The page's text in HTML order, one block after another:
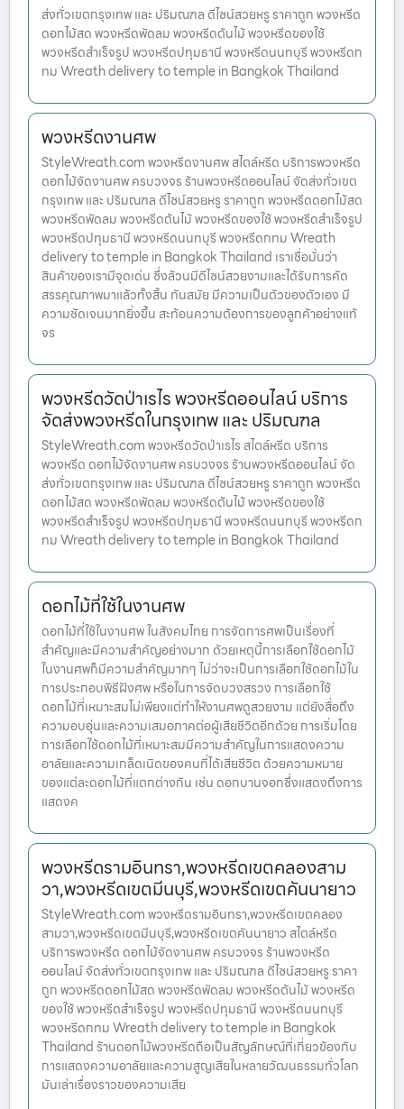
ส่งทั่วเขตกรุงเทพ และ ปริมณฑล ดีไซน์สวยหรู ราคาถูก พวงหรีด
ดอกไม้สด พวงหรีดพัดลม พวงหรีดต้นไม้ พวงหรีดของใช้
พวงหรีดสำเร็จรูป พวงหรีดปทุมธานี พวงหรีดนนทบุรี พวงหรีดก
ทม Wreath delivery to temple in Bangkok Thailand
พวงหรีดงานศพ
StyleWreath.com พวงหรีดงานศพ สไตล์หรีด บริการพวงหรีด
ดอกไม้จัดงานศพ ครบวงจร ร้านพวงหรีดออนไลน์ จัดส่งทั่วเขต
กรุงเทพ และ ปริมณฑล ดีไซน์สวยหรู ราคาถูก พวงหรีดดอกไม้สด
พวงหรีดพัดลม พวงหรีดต้นไม้ พวงหรีดของใช้ พวงหรีดสำเร็จรูป
พวงหรีดปทุมธานี พวงหรีดนนทบุรี พวงหรีดกทม Wreath
delivery to temple in Bangkok Thailand เราเชื่อมั่นว่า
สินค้าของเรามีจุดเด่น ซึ่งล้วนมีดีไซน์สวยงามและได้รับการคัด
สรรคุณภาพมาแล้วทั้งสิ้น ทันสมัย มีความเป็นตัวของตัวเอง มี
ความชัดเจนมากยิ่งขึ้น สะท้อนความต้องการของลูกค้าอย่างแท้
จร
พวงหรีดวัดป่าเรไร พวงหรีดออนไลน์ บริการ
จัดส่งพวงหรีดในกรุงเทพ และ ปริมณฑล
StyleWreath.com พวงหรีดวัดป่าเรไร สไตล์หรีด บริการ
พวงหรีด ดอกไม้จัดงานศพ ครบวงจร ร้านพวงหรีดออนไลน์ จัด
ส่งทั่วเขตกรุงเทพ และ ปริมณฑล ดีไซน์สวยหรู ราคาถูก พวงหรีด
ดอกไม้สด พวงหรีดพัดลม พวงหรีดต้นไม้ พวงหรีดของใช้
พวงหรีดสำเร็จรูป พวงหรีดปทุมธานี พวงหรีดนนทบุรี พวงหรีดก
ทม Wreath delivery to temple in Bangkok Thailand
ดอกไม้ที่ใช้ในงานศพ
ดอกไม้ที่ใช้ในงานศพ ในสังคมไทย การจัดการศพเป็นเรื่องที่
สำคัญและมีความสำคัญอย่างมาก ด้วยเหตุนี้การเลือกใช้ดอกไม้
ในงานศพก็มีความสำคัญมากๆ ไม่ว่าจะเป็นการเลือกใช้ดอกไม้ใน
การประกอบพิธีฝังศพ หรือในการจัดบวงสรวง การเลือกใช้
ดอกไม้ที่เหมาะสมไม่เพียงแต่ทำให้งานศพดูสวยงาม แต่ยังสื่อถึง
ความอบอุ่นและความเสมอภาคต่อผู้เสียชีวิตอีกด้วย การเริ่มโดย
การเลือกใช้ดอกไม้ที่เหมาะสมมีความสำคัญในการแสดงความ
อาลัยและความเกล็ดเนิดของคนที่ได้เสียชีวิต ด้วยความหมาย
ของแต่ละดอกไม้ที่แตกต่างกัน เช่น ดอกบานจอกซึ่งแสดงถึงการ
แสดงค
พวงหรีดรามอินทรา,พวงหรีดเขตคลองสาม
วา,พวงหรีดเขตมีนบุรี,พวงหรีดเขตคันนายาว
StyleWreath.com พวงหรีดรามอินทรา,พวงหรีดเขตคลอง
สามวา,พวงหรีดเขตมีนบุรี,พวงหรีดเขตคันนายาว สไตล์หรีด
บริการพวงหรีด ดอกไม้จัดงานศพ ครบวงจร ร้านพวงหรีด
ออนไลน์ จัดส่งทั่วเขตกรุงเทพ และ ปริมณฑล ดีไซน์สวยหรู ราคา
ถูก พวงหรีดดอกไม้สด พวงหรีดพัดลม พวงหรีดต้นไม้ พวงหรีด
ของใช้ พวงหรีดสำเร็จรูป พวงหรีดปทุมธานี พวงหรีดนนทบุรี
พวงหรีดกทม Wreath delivery to temple in Bangkok
Thailand ร้านดอกไม้พวงหรีดถือเป็นสัญลักษณ์ที่เกี่ยวข้องกับ
การแสดงความอาลัยและความสูญเสียในหลายวัฒนธรรมทั่วโลก
มันเล่าเรื่องราวของความเสีย